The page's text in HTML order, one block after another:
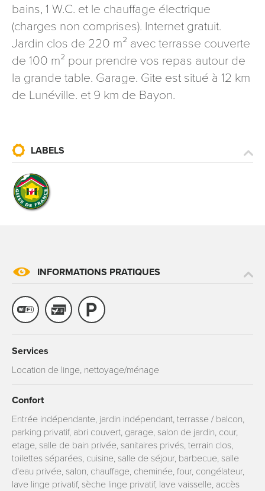
bains, 1 W.C. et le chauffage électrique
(charges non ­comprises). Internet gratuit.
Jardin clos de 220 m² avec terrasse couverte
de 100 m² pour prendre vos repas autour de
la grande table. Garage. Gite est situé à 12 km
de Lunéville. et 9 km de Bayon.
LABELS
INFORMATIONS PRATIQUES
Services
Location de linge, nettoyage/ménage
Confort
Entrée indépendante, jardin indépendant, terrasse / balcon,
parking privatif, abri couvert, garage, salon de jardin, cour,
etage, salle de bain privée, sanitaires privés, terrain clos,
toilettes séparées, cuisine, salle de séjour, barbecue, salle
d'eau privée, salon, chauffage, cheminée, four, congélateur,
lave linge privatif, sèche linge privatif, lave vaisselle, accès